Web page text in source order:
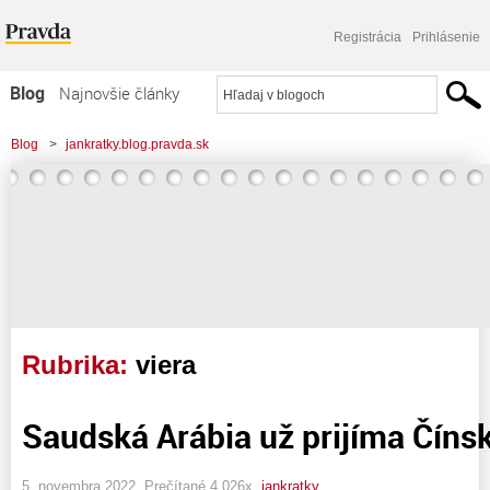
Registrácia Prihlásenie
Blog
Najnovšie články
Najčítanejšie články
Najkomentovanejšie články
Blog > jankratky.blog.pravda.sk
Rubrika: viera
Saudská Arábia už prijíma
5. novembra 2022, Prečítané 4 026x, jankratky